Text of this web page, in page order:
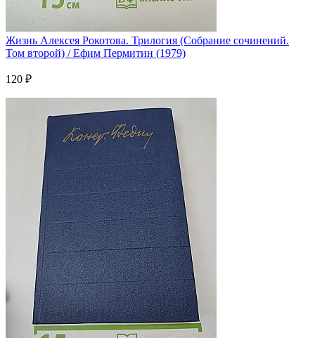
Жизнь Алексея Рокотова. Трилогия (Собрание сочинений.
Том второй) / Ефим Пермитин (1979)
120 ₽